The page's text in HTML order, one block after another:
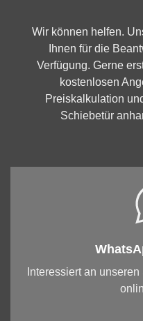
Wir können helfen.
Ihnen für die
Verfügung. Gerne
kostenlosen
Preiskalkulation
Schiebetür
Interessiert an